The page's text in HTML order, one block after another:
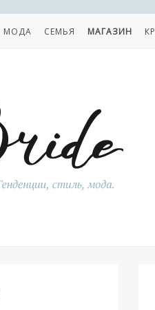
МОДА СЕМЬЯ МАГАЗИН